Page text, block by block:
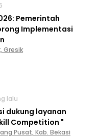
Pemerintah
Implementasi
Gresik
lalu
dukung layanan
Competition "
Pusat, Kab. Bekasi